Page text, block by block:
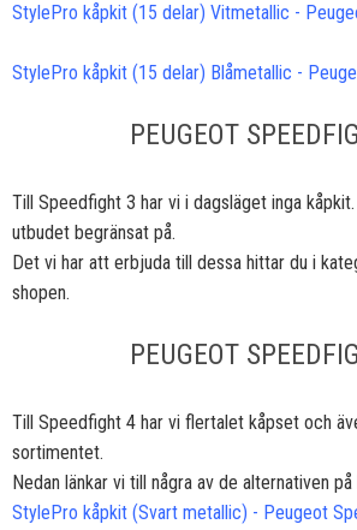
StylePro kåpkit (15 delar) Vitmetallic -
StylePro kåpkit (15 delar) Blåmetallic -
PEUGEOT
Till Speedfight 3 har vi i dagsläget inga
utbudet begränsat på.
Det vi har att erbjuda till dessa hittar du i
shopen.
PEUGEOT
Till Speedfight 4 har vi flertalet kåpset och
sortimentet.
Nedan länkar vi till några av de alternativen
StylePro kåpkit (Svart metallic) - Peugeot